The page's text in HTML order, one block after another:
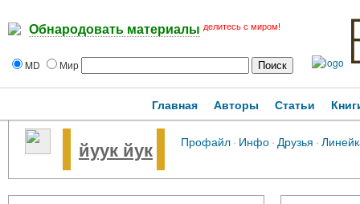
Обнародовать материалы делитесь с миром!
MD Мир
Главная Авторы Статьи
йуук йук Профайл· Инфо· Друзья ·